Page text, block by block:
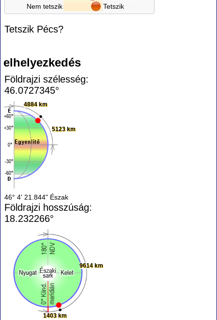
Nem tetszik
Tetszik
Tetszik Pécs?
elhelyezkedés
Földrajzi szélesség:
46.0727345°
4884 km
5123 km
46° 4' 21.844" Észak
Földrajzi hosszúság:
18.232266°
1403 km
9614 km